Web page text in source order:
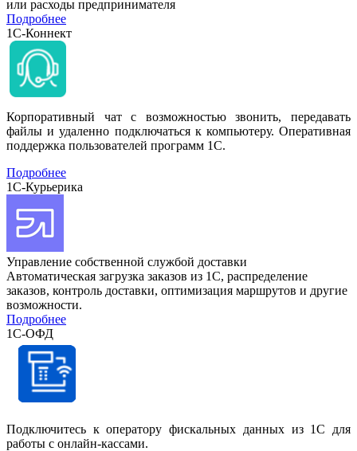
или расходы предпринимателя
Подробнее
1С-Коннект
Корпоративный чат с возможностью звонить, передавать
файлы и удаленно подключаться к компьютеру. Оперативная
поддержка пользователей программ 1С.
Подробнее
1С-Курьерика
Управление собственной службой доставки
Автоматическая загрузка заказов из 1С, распределение
заказов, контроль доставки, оптимизация маршрутов и другие
возможности.
Подробнее
1С-ОФД
Подключитесь к оператору фискальных данных из 1С для
работы с онлайн-кассами.